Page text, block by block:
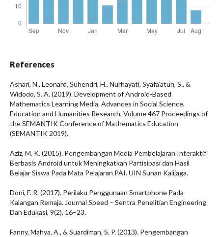
References
Ashari, N., Leonard, Suhendri, H., Nurhayati, Syafa’atun, S., &
Widodo, S. A. (2019). Development of Android-Based
Mathematics Learning Media. Advances in Social Science,
Education and Humanities Research, Volume 467 Proceedings of
the SEMANTIK Conference of Mathematics Education
(SEMANTIK 2019).
Aziz, M. K. (2015). Pengembangan Media Pembelajaran Interaktif
Berbasis Android untuk Meningkatkan Partisipasi dan Hasil
Belajar Siswa Pada Mata Pelajaran PAI. UIN Sunan Kalijaga.
Doni, F. R. (2017). Perilaku Penggunaan Smartphone Pada
Kalangan Remaja. Journal Speed – Sentra Penelitian Engineering
Dan Edukasi, 9(2), 16–23.
Fanny, Mahya, A., & Suardiman, S. P. (2013). Pengembangan